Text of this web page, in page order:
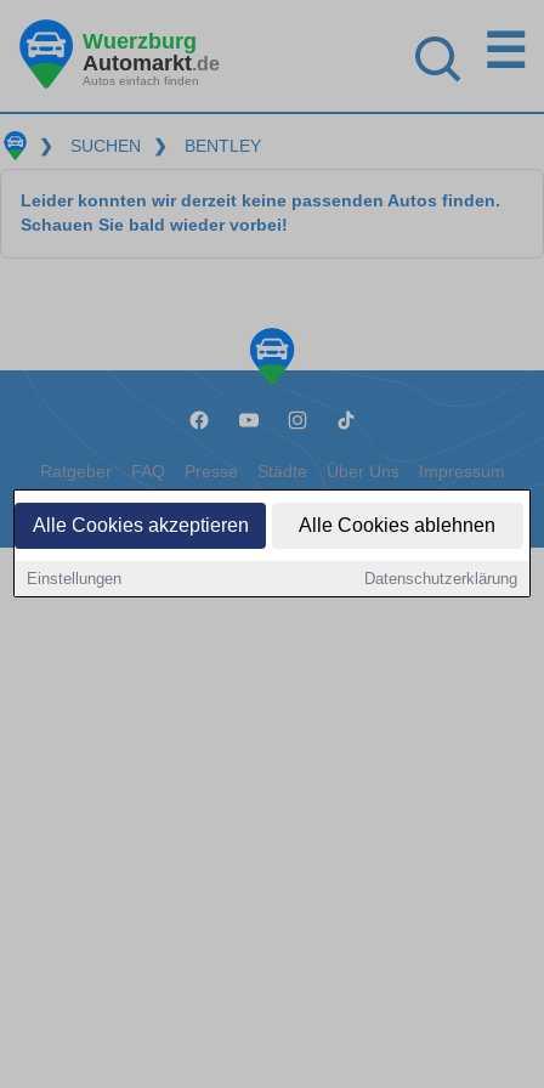
Alle Cookies akzeptieren Alle Cookies ablehnen
Einstellungen Datenschutzerklärung
Wuerzburg
Automarkt.de
Autos einfach finden
☰
❯ SUCHEN ❯ BENTLEY
Leider konnten wir derzeit keine passenden Autos finden.
Schauen Sie bald wieder vorbei!
Ratgeber FAQ Presse Städte Über Uns Impressum
Datenschutz Cookies
Copyright © 2000 - 2026 | 1A Infosysteme GmbH | Content by: 1a-sites-autos